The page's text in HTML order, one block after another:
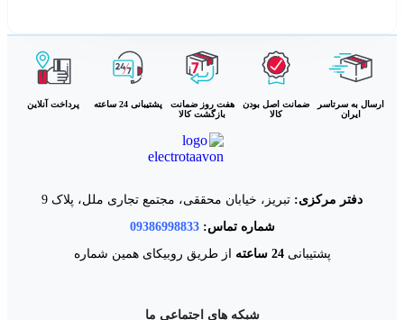
ارسال به سرتاسر
ایران
ضمانت اصل بودن
کالا
هفت روز ضمانت
بازگشت کالا
پشتیبانی 24 ساعته پرداخت آنلاین
دفتر مرکزی: تبریز، خیابان محققی، مجتمع تجاری ملل، پلاک 9
شماره تماس:09386998833
پشتیبانی24 ساعته از طریق روبیکای همین شماره
شبکه های اجتماعی ما